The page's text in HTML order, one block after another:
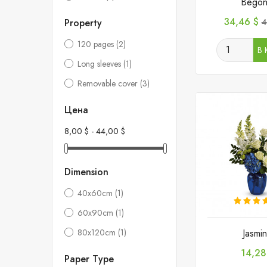
Property
120 pages (2)
Long sleeves (1)
Removable cover (3)
Цена
8,00 $ - 44,00 $
Dimension
40x60cm (1)
60x90cm (1)
80x120cm (1)
Paper Type
Цена
34,46 $
В
Цена